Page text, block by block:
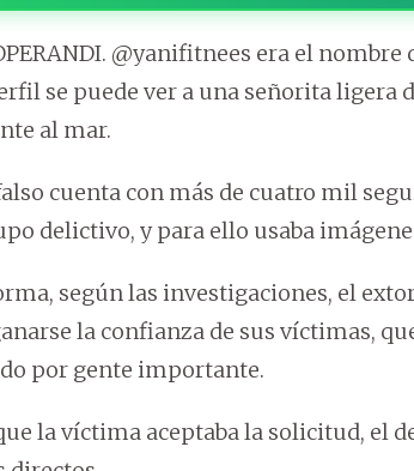
@yanifitnees era el
se puede ver a una señorita ligera
al mar.
cuenta con más de cuatro mil
delictivo, y para ello usaba
según las investigaciones, el
la confianza de sus víctimas,
por gente importante.
la víctima aceptaba la solicitud, el